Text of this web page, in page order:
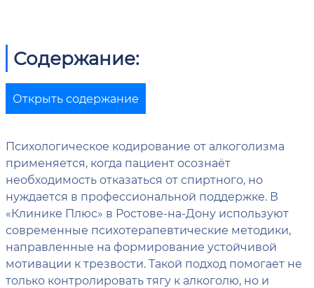
Содержание:
Открыть содержание
Психологическое кодирование от алкоголизма
применяется, когда пациент осознаёт
необходимость отказаться от спиртного, но
нуждается в профессиональной поддержке. В
«Клинике Плюс» в Ростове-на-Дону используют
современные психотерапевтические методики,
направленные на формирование устойчивой
мотивации к трезвости. Такой подход помогает не
только контролировать тягу к алкоголю, но и